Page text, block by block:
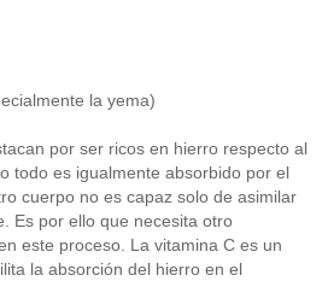
la yema)
por ser ricos en hierro respecto al
todo es igualmente absorbido por el
cuerpo no es capaz solo de asimilar
Es por ello que necesita otro
este proceso. La vitamina C es un
la absorción del hierro en el